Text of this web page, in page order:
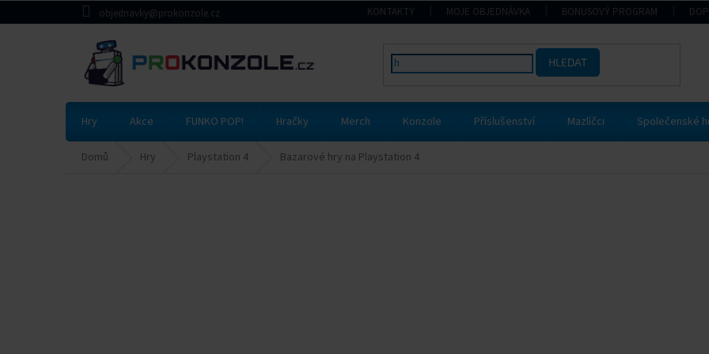
na
objednavky@prokonzole.cz KONTAKTY MOJE OBJEDNÁVKA BONUSOVÝ PROGRAM
HLEDAT
Hry Akce FUNKO POP! Hračky Merch Konzole Příslušenství Mazlíčci Společenské
Domů Hry Playstation 4 Bazarové hry na Playstation 4